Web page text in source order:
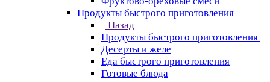
Продукты быстрого приготовления
Назад
Продукты быстрого приготовления
Десерты и желе
Еда быстрого приготовления
Готовые блюда